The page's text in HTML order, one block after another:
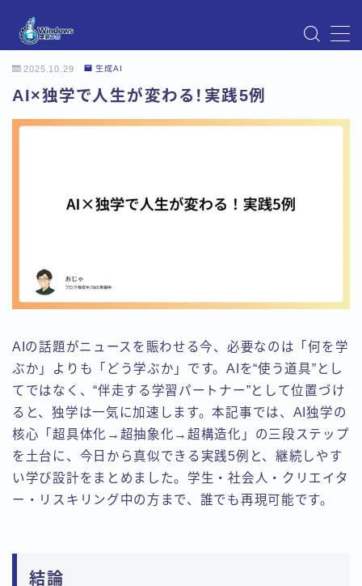
Instagram
Windows Updateの不具合・エラー対処法まとめ
Windows Update不具合・対処法
トップページ
メニュー
利用規約／特定商取引法に基づく表記
有料記事の決済完了ページ
2025.10.29 生成AI
AI×独学で人生が変わる！実践5例
AIの話題がニュースを賑わせる今、必要なのは「何を学
ぶか」よりも「どう学ぶか」です。AIを“使う道具”とし
てではなく、“伴走する学習パートナー”として位置づけ
ると、独学は一気に加速します。本記事では、AI独学の
核心「超具体化→超抽象化→超構造化」の三段ステップ
を土台に、今日から真似できる実践5例と、継続しやす
い学び設計をまとめました。学生・社会人・クリエイタ
ー・リスキリング中の方まで、誰でも再現可能です。
結論